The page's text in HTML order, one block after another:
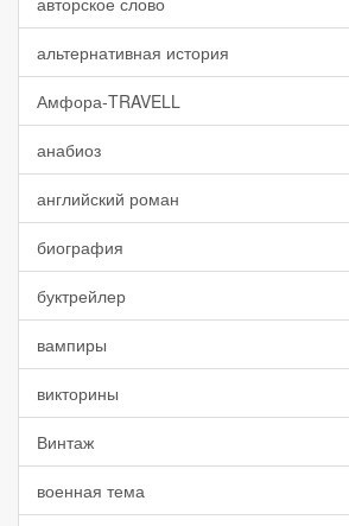
альтернативная история
Амфора-TRAVELL
анабиоз
английский роман
биография
буктрейлер
вампиры
викторины
Винтаж
военная тема